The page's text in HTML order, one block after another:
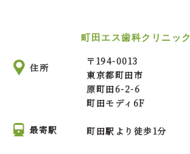
町田エス歯科クリニック
住所
〒 194-0013
東京都町田市
原町田6-2-6
町田モディ6F
最寄駅 町田駅より徒歩1分